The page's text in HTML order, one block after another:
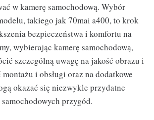
w kamerę samochodową. Wybór
takiego jak 70mai a400, to krok
bezpieczeństwa i komfortu na
wybierając kamerę samochodową,
szczególną uwagę na jakość obrazu i
i obsługi oraz na dodatkowe
okazać się niezwykle przydatne
przygód.